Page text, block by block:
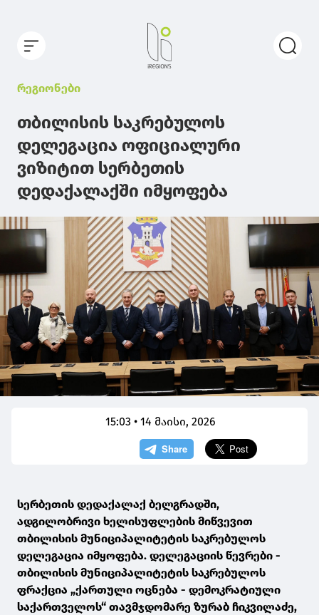
რეგიონები
თბილისის საკრებულოს
დელეგაცია ოფიციალური
ვიზიტით სერბეთის
დედაქალაქში იმყოფება
15:03 • 14 მაისი, 2026
სერბეთის დედაქალაქ ბელგრადში,
ადგილობრივი ხელისუფლების მიწვევით
თბილისის მუნიციპალიტეტის საკრებულოს
დელეგაცია იმყოფება. დელეგაციის წევრები -
თბილისის მუნიციპალიტეტის საკრებულოს
ფრაქცია „ქართული ოცნება - დემოკრატიული
საქართველოს“ თავმჯდომარე ზურაბ ჩიკვილაძე,